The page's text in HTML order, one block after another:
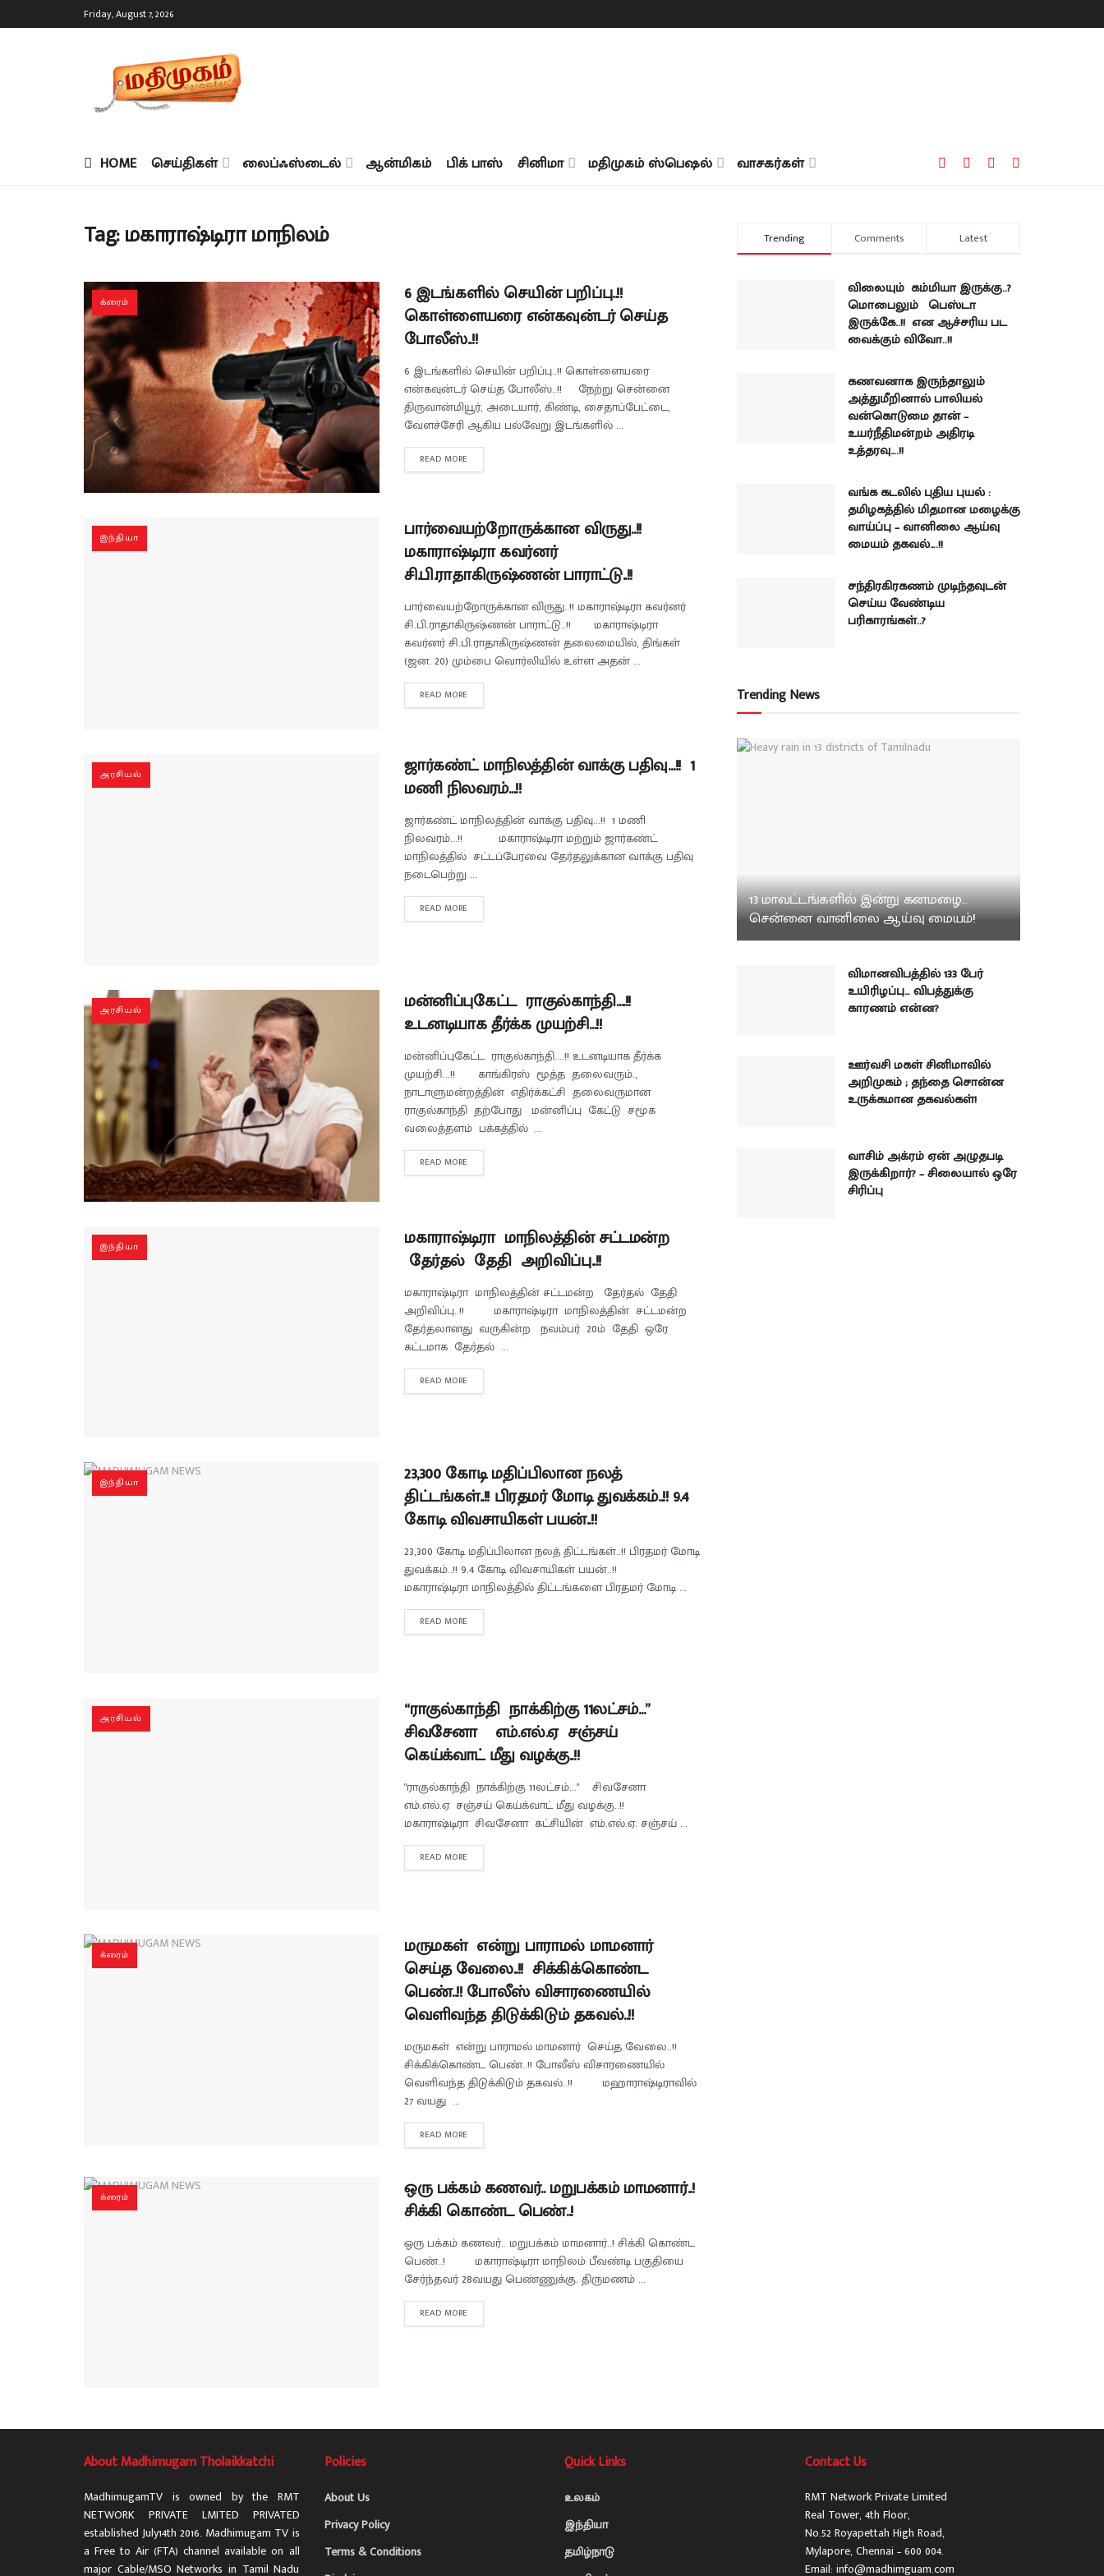
Friday, August 7, 2026
HOME செய்திகள் லைப்ஃஸ்டைல் ஆன்மிகம் பிக் பாஸ் சினிமா மதிமுகம் ஸ்பெஷல் வாசகர்கள்
Tag:மகாராஷ்டிரா மாநிலம்
க்ரைம்
6 இடங்களில் செயின் பறிப்பு..!!
கொள்ளையரை என்கவுன்டர் செய்த
போலீஸ்..!!
6 இடங்களில் செயின் பறிப்பு..!! கொள்ளையரை
என்கவுன்டர் செய்த போலீஸ்..!! நேற்று சென்னை
திருவான்மியூர், அடையார், கிண்டி, சைதாப்பேட்டை,
வேளச்சேரி ஆகிய பல்வேறு இடங்களில் ...
READ MORE
இந்தியா
பார்வையற்றோருக்கான விருது..!!
மகாராஷ்டிரா கவர்னர்
சி.பி.ராதாகிருஷ்ணன் பாராட்டு..!!
பார்வையற்றோருக்கான விருது..!! மகாராஷ்டிரா கவர்னர்
சி.பி.ராதாகிருஷ்ணன் பாராட்டு..!! மகாராஷ்டிரா
கவர்னர் சி.பி.ராதாகிருஷ்ணன் தலைமையில், திங்கள்
(ஜன. 20) மும்பை வொர்லியில் உள்ள அதன் ...
READ MORE
அரசியல்
ஜார்கண்ட் மாநிலத்தின் வாக்கு பதிவு…!! 1
மணி நிலவரம்…!!
ஜார்கண்ட் மாநிலத்தின் வாக்கு பதிவு...!! 1 மணி
நிலவரம்...!! மகாராஷ்டிரா மற்றும் ஜார்கண்ட்
மாநிலத்தில் சட்டப்பேரவை தேர்தலுக்கான வாக்கு பதிவு
நடைபெற்று ...
READ MORE
அரசியல்
மன்னிப்புகேட்ட ராகுல்காந்தி….!!
உடனடியாக தீர்க்க முயற்சி…!!
மன்னிப்புகேட்ட ராகுல்காந்தி....!! உடனடியாக தீர்க்க
முயற்சி...!! காங்கிரஸ் மூத்த தலைவரும்.,
நாடாளுமன்றத்தின் எதிர்க்கட்சி தலைவருமான
ராகுல்காந்தி தற்போது மன்னிப்பு கேட்டு சமூக
வலைத்தளம் பக்கத்தில் ...
READ MORE
இந்தியா
மகாராஷ்டிரா மாநிலத்தின் சட்டமன்ற
தேர்தல் தேதி அறிவிப்பு..!!
மகாராஷ்டிரா மாநிலத்தின் சட்டமன்ற தேர்தல் தேதி
அறிவிப்பு..!! மகாராஷ்டிரா மாநிலத்தின் சட்டமன்ற
தேர்தலானது வருகின்ற நவம்பர் 20ம் தேதி ஒரே
கட்டமாக தேர்தல் ...
READ MORE
இந்தியா
23,300 கோடி மதிப்பிலான நலத்
திட்டங்கள்..!! பிரதமர் மோடி துவக்கம்..!! 9.4
கோடி விவசாயிகள் பயன்..!!
23,300 கோடி மதிப்பிலான நலத் திட்டங்கள்..!! பிரதமர் மோடி
துவக்கம்..!! 9.4 கோடி விவசாயிகள் பயன்..!!
மகாராஷ்டிரா மாநிலத்தில் திட்டங்களை பிரதமர் மோடி ...
READ MORE
அரசியல்
“ராகுல்காந்தி நாக்கிற்கு 11லட்சம்…”
சிவசேனா எம்.எல்.ஏ சஞ்சய்
கெய்க்வாட் மீது வழக்கு..!!
"ராகுல்காந்தி நாக்கிற்கு 11லட்சம்..." சிவசேனா
எம்.எல்.ஏ சஞ்சய் கெய்க்வாட் மீது வழக்கு..!!
மகாராஷ்டிரா சிவசேனா கட்சியின் எம்.எல்.ஏ. சஞ்சய் ...
READ MORE
க்ரைம்
மருமகள் என்று பாராமல் மாமனார்
செய்த வேலை..!! சிக்கிக்கொண்ட
பெண்..!! போலீஸ் விசாரணையில்
வெளிவந்த திடுக்கிடும் தகவல்..!!
மருமகள் என்று பாராமல் மாமனார் செய்த வேலை..!!
சிக்கிக்கொண்ட பெண்..!! போலீஸ் விசாரணையில்
வெளிவந்த திடுக்கிடும் தகவல்..!! மஹாராஷ்டிராவில்
27 வயது ...
READ MORE
க்ரைம்
ஒரு பக்கம் கணவர்.. மறுபக்கம் மாமனார்..!
சிக்கி கொண்ட பெண்..!
ஒரு பக்கம் கணவர்.. மறுபக்கம் மாமனார்..! சிக்கி கொண்ட
பெண்..! மகாராஷ்டிரா மாநிலம் பீவண்டி பகுதியை
சேர்ந்தவர் 28வயது பெண்ணுக்கு. திருமணம் ...
READ MORE
Trending Comments Latest
விலையும் கம்மியா இருக்கு..?
மொபைலும் பெஸ்டா
இருக்கே..!! என ஆச்சரிய பட
வைக்கும் விவோ..!!
கணவனாக இருந்தாலும்
அத்துமீறினால் பாலியல்
வன்கொடுமை தான் –
உயர்நீதிமன்றம் அதிரடி
உத்தரவு….!!
வங்க கடலில் புதிய புயல் :
தமிழகத்தில் மிதமான மழைக்கு
வாய்ப்பு – வானிலை ஆய்வு
மையம் தகவல்….!!
சந்திரகிரகணம் முடிந்தவுடன்
செய்ய வேண்டிய
பரிகாரங்கள்..?
Trending News
13 மாவட்டங்களில் இன்று கனமழை…
சென்னை வானிலை ஆய்வு மையம்!
விமானவிபத்தில் 133 பேர்
உயிரிழப்பு… விபத்துக்கு
காரணம் என்ன?
ஊர்வசி மகள் சினிமாவில்
அறிமுகம் ; தந்தை சொன்ன
உருக்கமான தகவல்கள்!
வாசிம் அக்ரம் ஏன் அழுதபடி
இருக்கிறார்? – சிலையால் ஒரே
சிரிப்பு
About Madhimugam Tholaikkatchi
MadhimugamTV is owned by the RMT
NETWORK PRIVATE LMITED PRIVATED
established July14th 2016. Madhimugam TV is
a Free to Air (FTA) channel available on all
major Cable/MSO Networks in Tamil Nadu
Policies
About Us
Privacy Policy
Terms & Conditions
Quick Links
உலகம்
இந்தியா
தமிழ்நாடு
Contact Us
RMT Network Private Limited
Real Tower, 4th Floor,
No.52 Royapettah High Road,
Mylapore, Chennai – 600 004.
Email: info@madhimguam.com